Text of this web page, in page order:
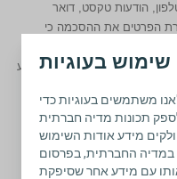
בעוגיות
משתמשים בעוגיות כדי
תכונות מדיה חברתית
מידע אודות השימוש
במדיה החברתית, בפרסום
עם מידע אחר שסיפקת
הודעות טקסט, דואר
הפרטים את ההסכמה כי
ה להפנות אלי אנשי מקצוע
הדרכים המפורטות לעיל
קולופלסט לשתף את הנתונים
על ידי לספקי משנה